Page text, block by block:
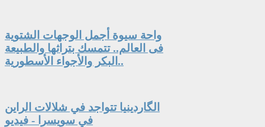
واحة سيوة أجمل الوجهات الشتوية
فى العالم.. تتمسك بتراثها والطبيعة
البكر والأجواء الأسطورية..
الگاردينيا تتواجد في شلالات الراين
في سويسرا - فيديو